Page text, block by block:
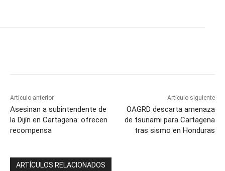
Artículo anterior
Asesinan a subintendente de
la Dijín en Cartagena: ofrecen
recompensa
Artículo siguiente
OAGRD descarta amenaza
de tsunami para Cartagena
tras sismo en Honduras
ARTÍCULOS RELACIONADOS